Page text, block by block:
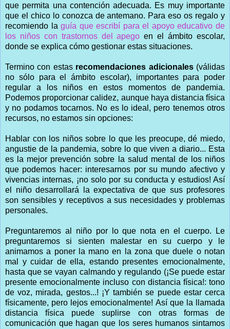
que permita una contención adecuada. Es muy importante
que el chico lo conozca de antemano. Para eso os regalo y
recomiendo laguía que escribí para el apoyo educativo de
los niños con trastornos del apego en el ámbito escolar,
donde se explica cómo gestionar estas situaciones.
Termino con estas recomendaciones adicionales(válidas
no sólo para el ámbito escolar), importantes para poder
regular a los niños en estos momentos de pandemia.
Podemos proporcionar calidez, aunque haya distancia física
y no podamos tocarnos. No es lo ideal, pero tenemos otros
recursos, no estamos sin opciones:
Hablar con los niños sobre lo que les preocupe, dé miedo,
angustie de la pandemia, sobre lo que viven a diario... Esta
es la mejor prevención sobre la salud mental de los niños
que podemos hacer: interesarnos por su mundo afectivo y
vivencias internas, ¡no solo por su conducta y estudios! Así
el niño desarrollará la expectativa de que sus profesores
son sensibles y receptivos a sus necesidades y problemas
personales.
Preguntaremos al niño por lo que nota en el cuerpo. Le
preguntaremos si sienten malestar en su cuerpo y le
animamos a poner la mano en la zona que duele o notan
mal y cuidar de ella, estando presentes emocionalmente,
hasta que se vayan calmando y regulando (¡Se puede estar
presente emocionalmente incluso con distancia física!: tono
de voz, mirada, gestos...! ¡Y también se puede estar cerca
físicamente, pero lejos emocionalmente! Así que la llamada
distancia física puede suplirse con otras formas de
comunicación que hagan que los seres humanos sintamos